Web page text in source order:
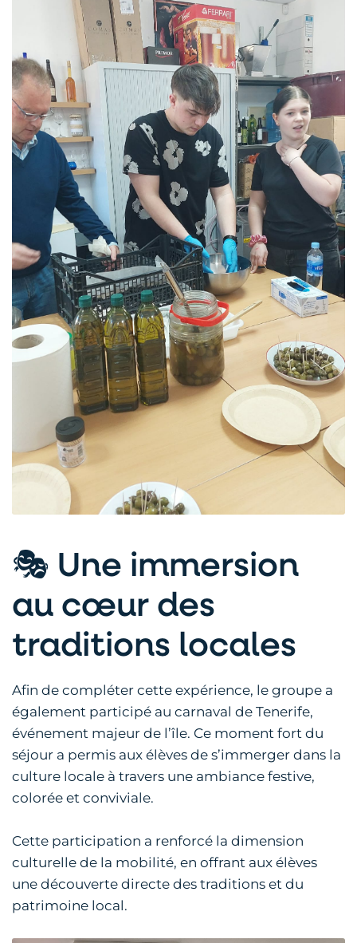
🎭 Une immersion
au cœur des
traditions locales
Afin de compléter cette expérience, le groupe a
également participé au carnaval de Tenerife,
événement majeur de l’île. Ce moment fort du
séjour a permis aux élèves de s’immerger dans la
culture locale à travers une ambiance festive,
colorée et conviviale.
Cette participation a renforcé la dimension
culturelle de la mobilité, en offrant aux élèves
une découverte directe des traditions et du
patrimoine local.